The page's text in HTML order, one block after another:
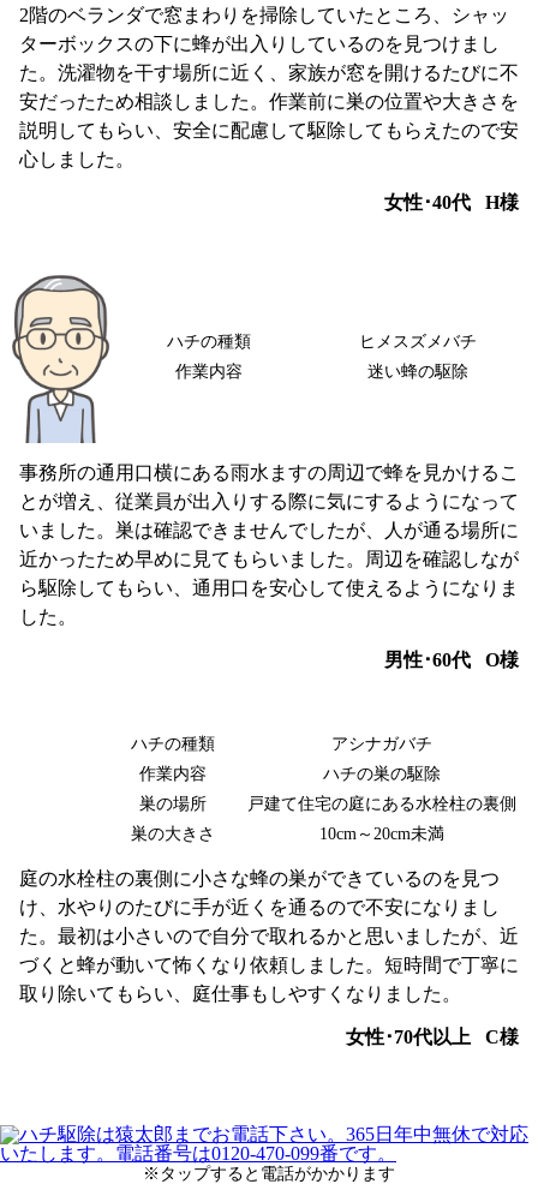
2階のベランダで窓まわりを掃除していたところ、シャッ
ターボックスの下に蜂が出入りしているのを見つけまし
た。洗濯物を干す場所に近く、家族が窓を開けるたびに不
安だったため相談しました。作業前に巣の位置や大きさを
説明してもらい、安全に配慮して駆除してもらえたので安
心しました。
女性･40代 H様
事務所の通用口横にある雨水ますの周辺で蜂を見かけるこ
とが増え、従業員が出入りする際に気にするようになって
いました。巣は確認できませんでしたが、人が通る場所に
近かったため早めに見てもらいました。周辺を確認しなが
ら駆除してもらい、通用口を安心して使えるようになりま
した。
男性･60代 O様
ハチの種類
ヒメスズメバチ
作業内容
迷い蜂の駆除
庭の水栓柱の裏側に小さな蜂の巣ができているのを見つ
け、水やりのたびに手が近くを通るので不安になりまし
た。最初は小さいので自分で取れるかと思いましたが、近
づくと蜂が動いて怖くなり依頼しました。短時間で丁寧に
取り除いてもらい、庭仕事もしやすくなりました。
女性･70代以上 C様
ハチの種類
アシナガバチ
作業内容
ハチの巣の駆除
巣の場所
戸建て住宅の庭にある水栓柱の裏側
巣の大きさ
10cm～20cm未満
※タップすると電話がかかります